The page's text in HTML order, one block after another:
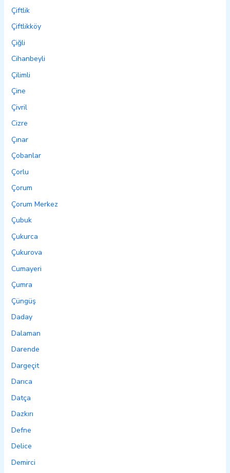
Çiftlik
Çiftlikköy
Çiğli
Cihanbeyli
Çilimli
Çine
Çivril
Cizre
Çınar
Çobanlar
Çorlu
Çorum
Çorum Merkez
Çubuk
Çukurca
Çukurova
Cumayeri
Çumra
Çüngüş
Daday
Dalaman
Darende
Dargeçit
Darıca
Datça
Dazkırı
Defne
Delice
Demirci